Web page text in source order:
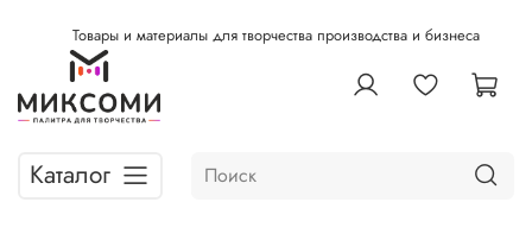
Товары и материалы для творчества производства и бизнеса
Каталог